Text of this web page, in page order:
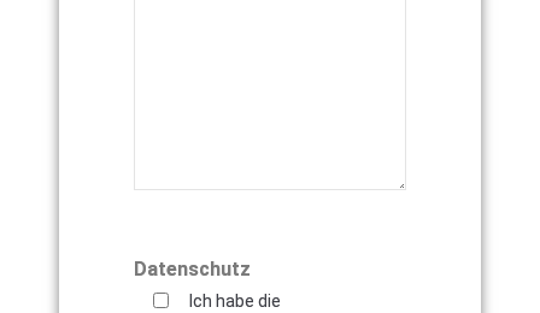
Datenschutz
Ich habe die